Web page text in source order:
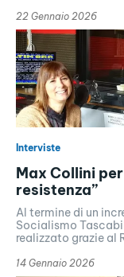
22 Gennaio 2026
Interviste
Max Collini
resistenza”
Al termine di un
Socialismo
realizzato grazie al
14 Gennaio 2026